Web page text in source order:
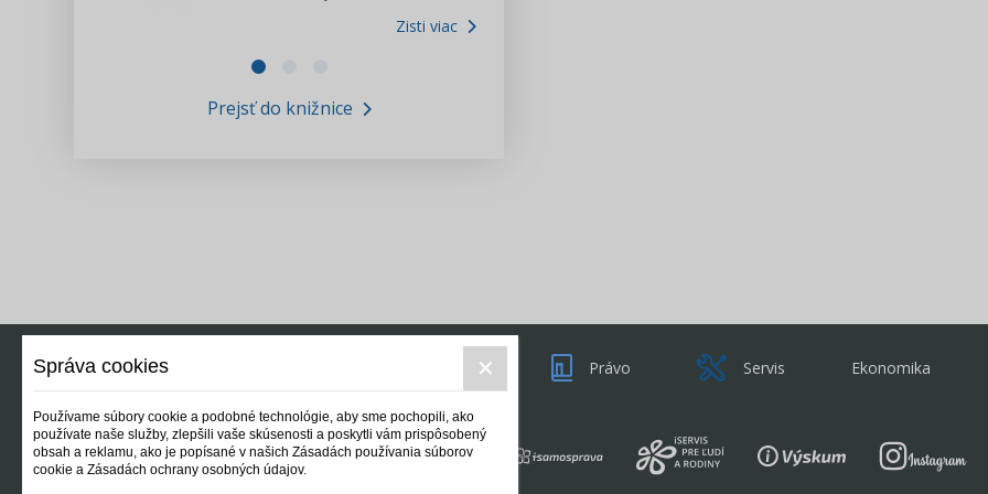
Informácie COVID19
Zisti viac
Prejsť do knižnice
Právo Servis Ekonomika
Správa cookies
Používame súbory cookie a podobné technológie, aby sme pochopili, ako
používate naše služby, zlepšili vaše skúsenosti a poskytli vám prispôsobený
obsah a reklamu, ako je popísané v našich Zásadách používania súborov
cookie a Zásadách ochrany osobných údajov.